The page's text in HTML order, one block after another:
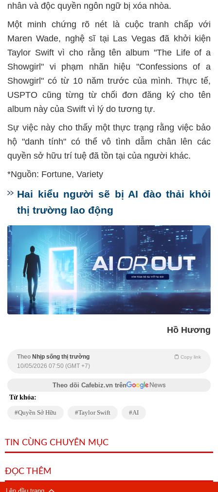
nhân và độc quyền ngôn ngữ bị xóa nhòa.
Một minh chứng rõ nét là cuộc tranh chấp với
Maren Wade, nghệ sĩ tại Las Vegas đã khởi kiện
Taylor Swift vì cho rằng tên album "The Life of a
Showgirl" vi phạm nhãn hiệu "Confessions of a
Showgirl" có từ 10 năm trước của mình. Thực tế,
USPTO cũng từng từ chối đơn đăng ký cho tên
album này của Swift vì lý do tương tự.
Sự việc này cho thấy một thực trạng rằng việc bảo
hộ "danh tính" có thể vô tình dẫm chân lên các
quyền sở hữu trí tuệ đã tồn tại của người khác.
*Nguồn: Fortune, Variety
Hai kiểu người sẽ bị AI đào thải khỏi
thị trường lao động
Hồ Hương
Theo Nhịp sống thị trường Copy link
10/05/2026 07:50 (GMT +7)
Theo dõi Cafebiz.vn trên
Từ khóa:
Quyền Sở Hữu Taylor Swift AI
TIN CÙNG CHUYÊN MỤC
ĐỌC THÊM